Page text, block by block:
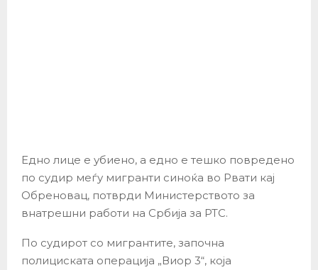
Едно лице е убиено, а едно е тешко повредено
по судир меѓу мигранти синоќа во Рвати кај
Обреновац, потврди Министерството за
внатрешни работи на Србија за РТС.
По судирот со мигрантите, започна
полициската операција „Виор 3“, која